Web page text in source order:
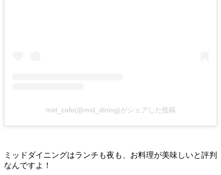
mid_cafe(@mid_dining)がシェアした投稿
ミッドダイニングはランチも夜も、お料理が美味しいと評判
なんですよ！